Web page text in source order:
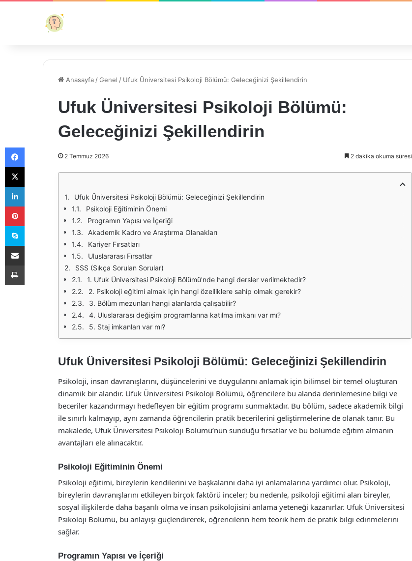
Anasayfa /Genel / Ufuk Üniversitesi Psikoloji Bölümü: Geleceğinizi Şekillendirin
Ufuk Üniversitesi Psikoloji Bölümü:
Geleceğinizi Şekillendirin
2 Temmuz 2026 2 dakika okuma süresi
Ufuk Üniversitesi Psikoloji Bölümü: Geleceğinizi Şekillendirin
Psikoloji Eğitiminin Önemi
Programın Yapısı ve İçeriği
Akademik Kadro ve Araştırma Olanakları
Kariyer Fırsatları
Uluslararası Fırsatlar
SSS (Sıkça Sorulan Sorular)
1. Ufuk Üniversitesi Psikoloji Bölümü'nde hangi dersler verilmektedir?
2. Psikoloji eğitimi almak için hangi özelliklere sahip olmak gerekir?
3. Bölüm mezunları hangi alanlarda çalışabilir?
4. Uluslararası değişim programlarına katılma imkanı var mı?
5. Staj imkanları var mı?
Ufuk Üniversitesi Psikoloji Bölümü: Geleceğinizi Şekillendirin
Psikoloji, insan davranışlarını, düşüncelerini ve duygularını anlamak için bilimsel bir temel oluşturan
dinamik bir alandır. Ufuk Üniversitesi Psikoloji Bölümü, öğrencilere bu alanda derinlemesine bilgi ve
beceriler kazandırmayı hedefleyen bir eğitim programı sunmaktadır. Bu bölüm, sadece akademik bilgi
ile sınırlı kalmayıp, aynı zamanda öğrencilerin pratik becerilerini geliştirmelerine de olanak tanır. Bu
makalede, Ufuk Üniversitesi Psikoloji Bölümü’nün sunduğu fırsatlar ve bu bölümde eğitim almanın
avantajları ele alınacaktır.
Psikoloji Eğitiminin Önemi
Psikoloji eğitimi, bireylerin kendilerini ve başkalarını daha iyi anlamalarına yardımcı olur. Psikoloji,
bireylerin davranışlarını etkileyen birçok faktörü inceler; bu nedenle, psikoloji eğitimi alan bireyler,
sosyal ilişkilerde daha başarılı olma ve insan psikolojisini anlama yeteneği kazanırlar. Ufuk Üniversitesi
Psikoloji Bölümü, bu anlayışı güçlendirerek, öğrencilerin hem teorik hem de pratik bilgi edinmelerini
sağlar.
Programın Yapısı ve İçeriği
Facebook
X
LinkedIn
Pinterest
Skype
E-Posta ile paylaş